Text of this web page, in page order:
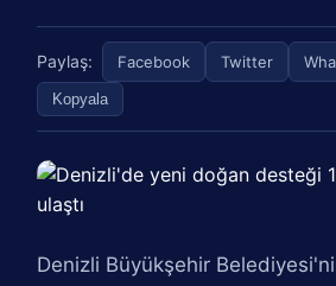
Paylaş: Facebook Twitter
Kopyala
Denizli Büyükşehir